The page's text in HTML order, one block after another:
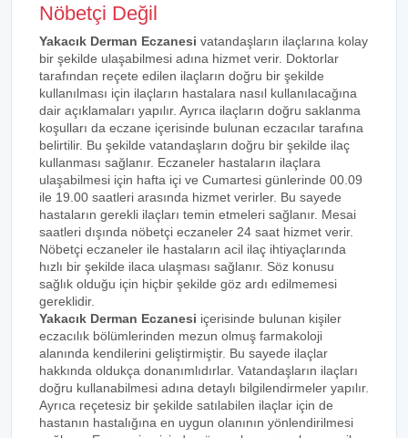
Nöbetçi Değil
Yakacık Derman Eczanesi vatandaşların ilaçlarına kolay
bir şekilde ulaşabilmesi adına hizmet verir. Doktorlar
tarafından reçete edilen ilaçların doğru bir şekilde
kullanılması için ilaçların hastalara nasıl kullanılacağına
dair açıklamaları yapılır. Ayrıca ilaçların doğru saklanma
koşulları da eczane içerisinde bulunan eczacılar tarafına
belirtilir. Bu şekilde vatandaşların doğru bir şekilde ilaç
kullanması sağlanır. Eczaneler hastaların ilaçlara
ulaşabilmesi için hafta içi ve Cumartesi günlerinde 00.09
ile 19.00 saatleri arasında hizmet verirler. Bu sayede
hastaların gerekli ilaçları temin etmeleri sağlanır. Mesai
saatleri dışında nöbetçi eczaneler 24 saat hizmet verir.
Nöbetçi eczaneler ile hastaların acil ilaç ihtiyaçlarında
hızlı bir şekilde ilaca ulaşması sağlanır. Söz konusu
sağlık olduğu için hiçbir şekilde göz ardı edilmemesi
gereklidir.
Yakacık Derman Eczanesi içerisinde bulunan kişiler
eczacılık bölümlerinden mezun olmuş farmakoloji
alanında kendilerini geliştirmiştir. Bu sayede ilaçlar
hakkında oldukça donanımlıdırlar. Vatandaşların ilaçları
doğru kullanabilmesi adına detaylı bilgilendirmeler yapılır.
Ayrıca reçetesiz bir şekilde satılabilen ilaçlar için de
hastanın hastalığına en uygun olanının yönlendirilmesi